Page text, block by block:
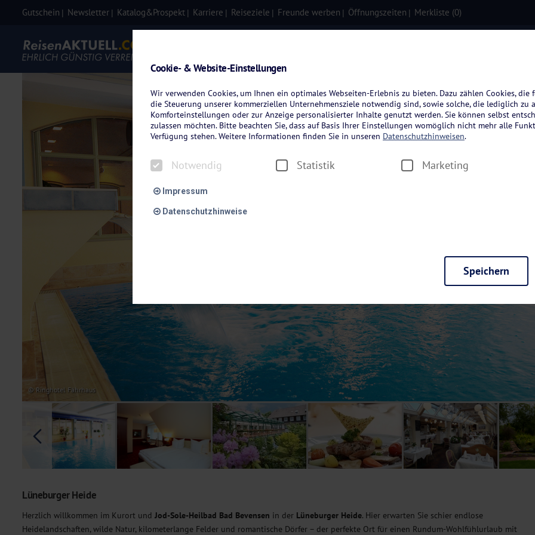
Gutschein Newsletter Katalog&Prospekt Karriere Reiseziele Freunde werben Öffnungszeiten Merkliste (0)
© Ringhotel Fährhaus
Lüneburger Heide
Herzlich willkommen im Kurort und Jod-Sole-Heilbad Bad Bevensen in der Lüneburger Heide. Hier erwarten Sie schier endlose
Heidelandschaften, wilde Natur, kilometerlange Felder und romantische Dörfer – der perfekte Ort für einen Rundum-Wohlfühlurlaub mit
Cookie- & Website-Einstellungen
Wir verwenden Cookies, um Ihnen ein optimales Webseiten-Erlebnis zu bieten. Dazu zählen Cookies,
die Steuerung unserer kommerziellen Unternehmensziele notwendig sind, sowie solche, die lediglich zu
Komforteinstellungen oder zur Anzeige personalisierter Inhalte genutzt werden. Sie können selbst
zulassen möchten. Bitte beachten Sie, dass auf Basis Ihrer Einstellungen womöglich nicht mehr alle
Verfügung stehen. Weitere Informationen finden Sie in unseren Datenschutzhinweisen.
Notwendig Statistik Marketing
Impressum
Datenschutzhinweise
Diese Cookies sind für den Betrieb der Seite unbedingt notwendig und ermöglichen beispielsweise
möchten, um Ihnen unsere Dienste bei einem erneuten Besuch unserer Seite schneller zur Verfügung zu
Statistik
Um unser Angebot und unsere Webseite weiter zu verbessern, erfassen wir anonymisierte Daten für
dieser Cookies können wir beispielsweise die Besucherzahlen und den Effekt bestimmter Seiten unseres
unsere Inhalte optimieren. Wir nutzen hierfür Dienste von Google und Facebook. Durch diese Dienste
Übermittlung, der auf unsere Website erfassten Daten, kommen. Weitere Hinweise zu der Verarbeitung
Datenschutzhinweisen. Sie können Ihre Einwilligung jederzeit in den Cookie-Einstellungenwiderrufen.
Marketing
Diese Cookies werden genutzt, um Ihnen personalisierte Inhalte, passend zu Ihren Interessen anzuzeigen.
Speichern